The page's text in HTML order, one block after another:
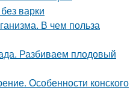
варки
В чем польза
Разбиваем плодовый
Особенности конского